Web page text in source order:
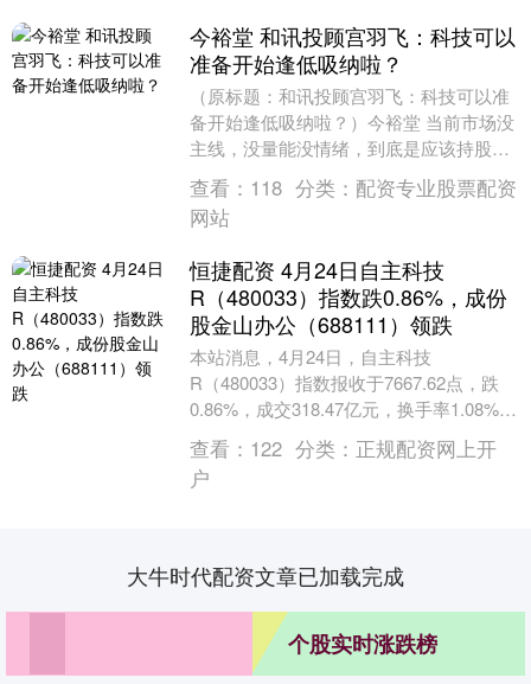
今裕堂 和讯投顾宫羽飞：科技可以
准备开始逢低吸纳啦？
（原标题：和讯投顾宫羽飞：科技可以准
备开始逢低吸纳啦？）今裕堂 当前市场没
主线，没量能没情绪，到底是应该持股过
节好，还是持币过节好？ 和讯投顾宫羽飞
表示，今天市....
查看： 118 分类： 配资专业股票配资
网站
恒捷配资 4月24日自主科技
R（480033）指数跌0.86%，成份
股金山办公（688111）领跌
本站消息，4月24日，自主科技
R（480033）指数报收于7667.62点，跌
0.86%，成交318.47亿元，换手率1.08%。
当日该指数成份股中恒捷配资，上....
查看： 122 分类： 正规配资网上开
户
大牛时代配资文章已加载完成
个股实时涨跌榜